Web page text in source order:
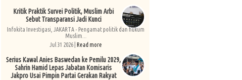
Kritik Praktik Survei Politik, Muslim Arbi
Sebut Transparansi Jadi Kunci
Infokita Investigasi, JAKARTA - Pengamat politik dan hukum
Muslim...
Jul 31 2026 | Read more
Serius Kawal Anies Baswedan ke Pemilu 2029,
Sahrin Hamid Lepas Jabatan Komisaris
Jakpro Usai Pimpin Partai Gerakan Rakyat